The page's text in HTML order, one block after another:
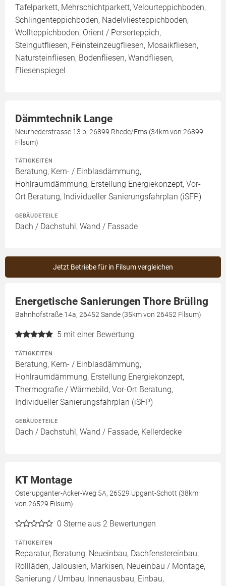
Tafelparkett, Mehrschichtparkett, Velourteppichboden,
Schlingenteppichboden, Nadelvliesteppichboden,
Wollteppichboden, Orient / Perserteppich,
Steingutfliesen, Feinsteinzeugfliesen, Mosaikfliesen,
Natursteinfliesen, Bodenfliesen, Wandfliesen,
Fliesenspiegel
Dämmtechnik Lange
Neurhederstrasse 13 b, 26899 Rhede/Ems (34km von 26899
Filsum)
TÄTIGKEITEN
Beratung, Kern- / Einblasdämmung,
Hohlraumdämmung, Erstellung Energiekonzept, Vor-
Ort Beratung, Individueller Sanierungsfahrplan (iSFP)
GEBÄUDETEILE
Dach / Dachstuhl, Wand / Fassade
Jetzt Betriebe für in Filsum vergleichen
Energetische Sanierungen Thore Brüling
Bahnhofstraße 14a, 26452 Sande (35km von 26452 Filsum)
5 mit einer Bewertung
TÄTIGKEITEN
Beratung, Kern- / Einblasdämmung,
Hohlraumdämmung, Erstellung Energiekonzept,
Thermografie / Wärmebild, Vor-Ort Beratung,
Individueller Sanierungsfahrplan (iSFP)
GEBÄUDETEILE
Dach / Dachstuhl, Wand / Fassade, Kellerdecke
KT Montage
Osterupganter-Äcker-Weg 5A, 26529 Upgant-Schott (38km
von 26529 Filsum)
0 Sterne aus 2 Bewertungen
TÄTIGKEITEN
Reparatur, Beratung, Neueinbau, Dachfenstereinbau,
Rollläden, Jalousien, Markisen, Neueinbau / Montage,
Sanierung / Umbau, Innenausbau, Einbau,